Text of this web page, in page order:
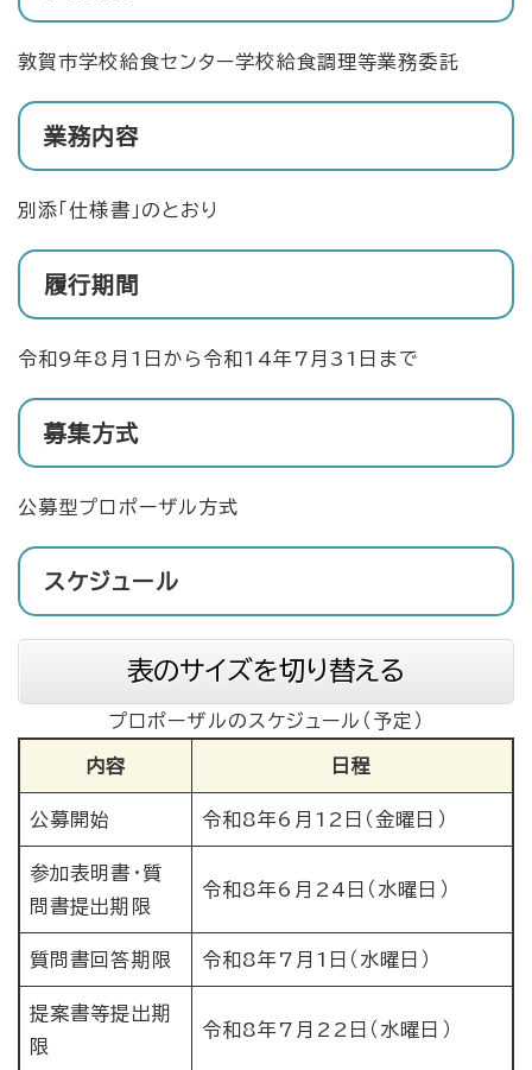
敦賀市学校給食センター学校給食調理等業務委託
業務内容
別添「仕様書」のとおり
履行期間
令和9年8月1日から令和14年7月31日まで
募集方式
公募型プロポーザル方式
スケジュール
表のサイズを切り替える
プロポーザルのスケジュール（予定）
内容 日程
公募開始 令和8年6月12日（金曜日）
参加表明書・質
問書提出期限
令和8年6月24日（水曜日）
質問書回答期限 令和8年7月1日（水曜日）
提案書等提出期
限
令和8年7月22日（水曜日）